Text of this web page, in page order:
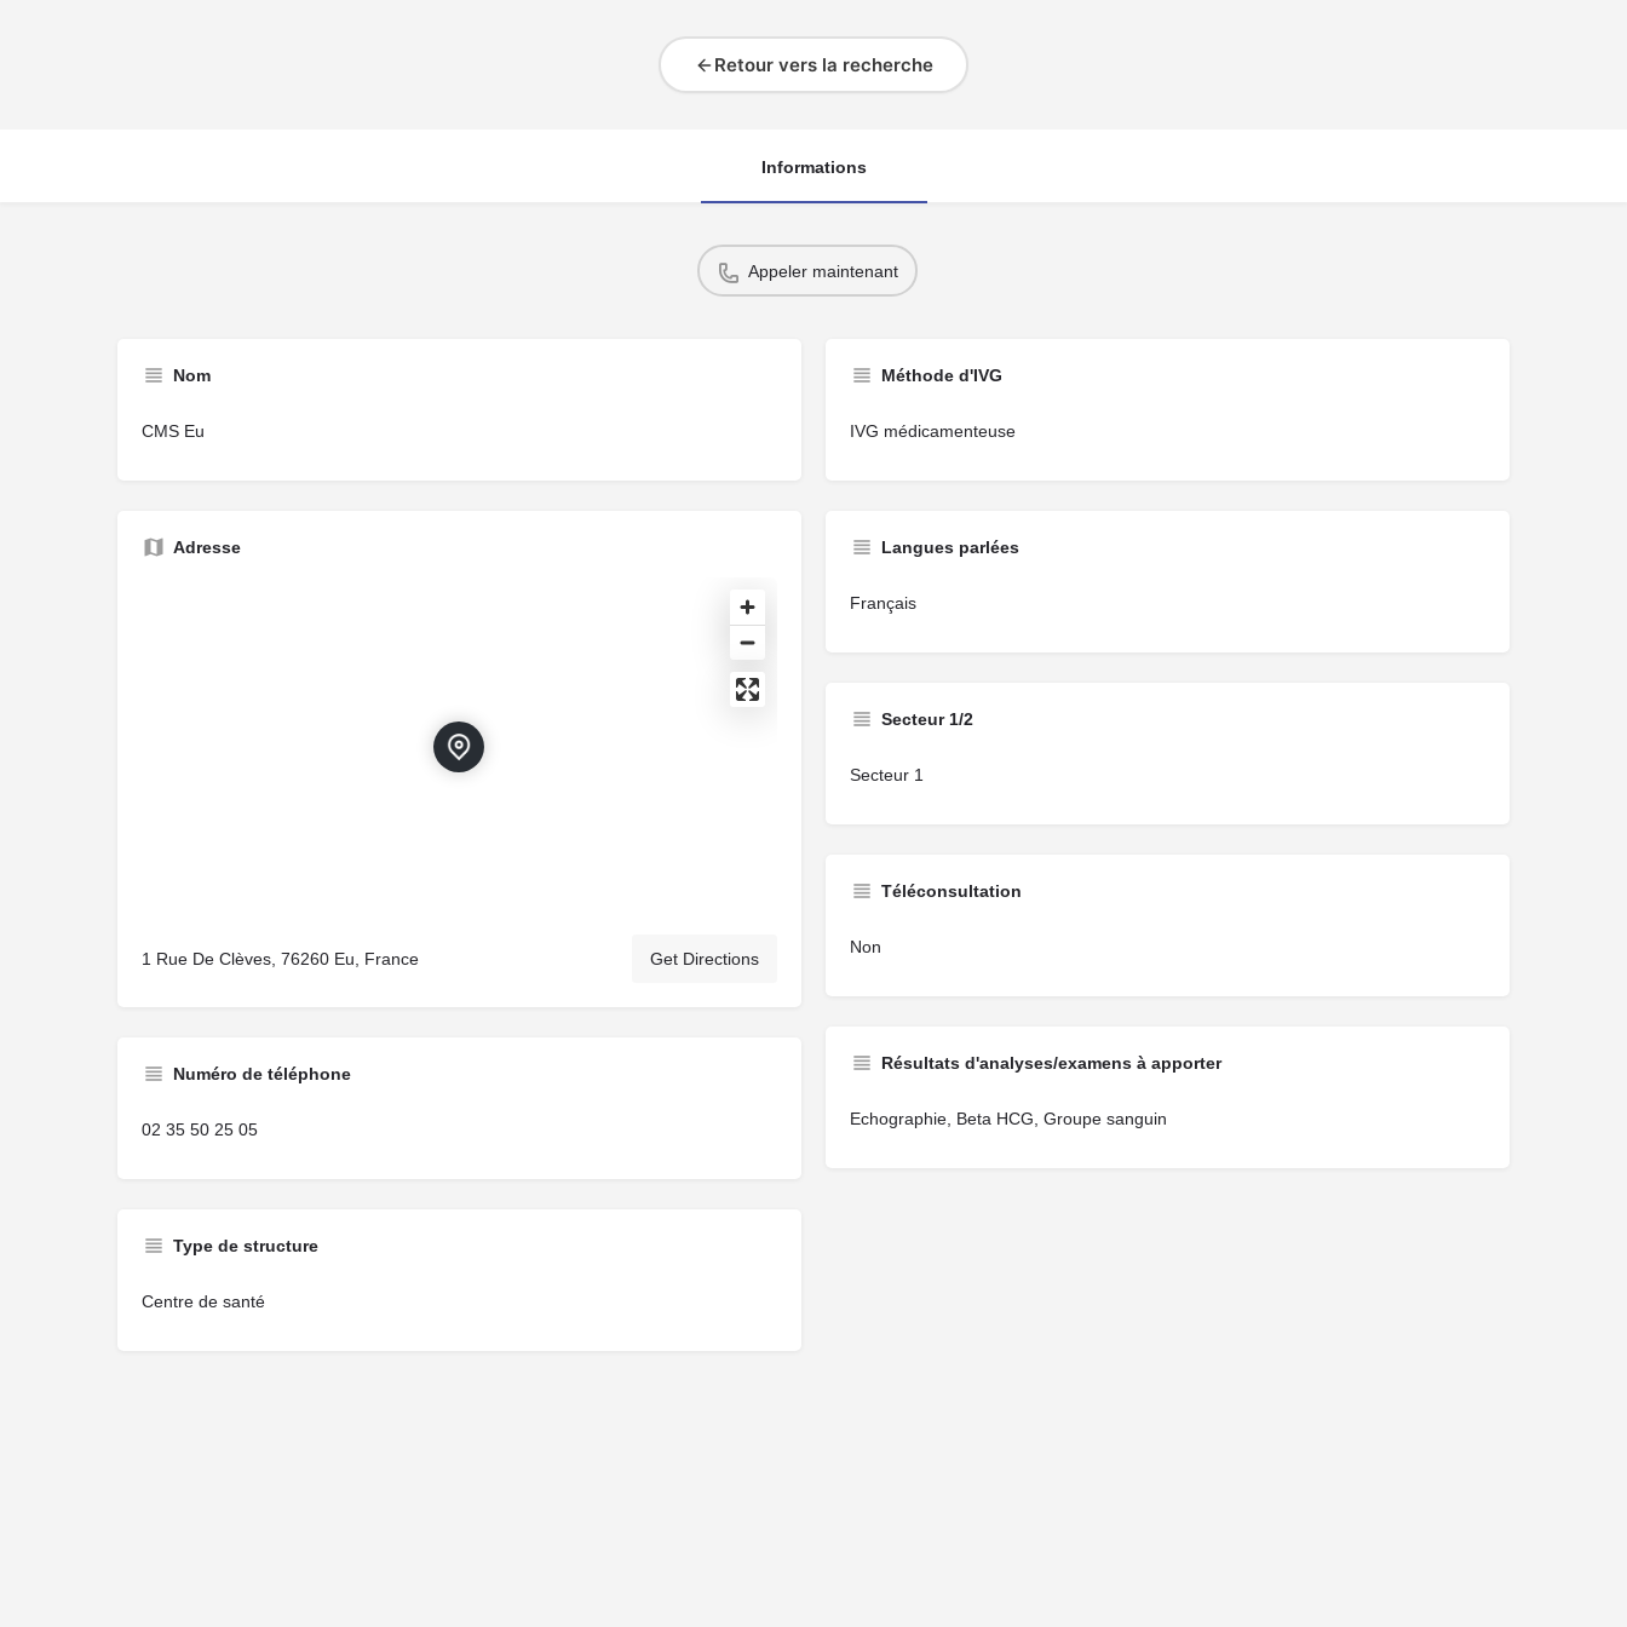
Retour vers la recherche
Informations
Appeler maintenant
Nom
CMS Eu
Adresse
1 Rue De Clèves, 76260 Eu, France Get Directions
Numéro de téléphone
02 35 50 25 05
Type de structure
Centre de santé
Méthode d'IVG
IVG médicamenteuse
Langues parlées
Français
Secteur 1/2
Secteur 1
Téléconsultation
Non
Résultats d'analyses/examens à apporter
Echographie, Beta HCG, Groupe sanguin